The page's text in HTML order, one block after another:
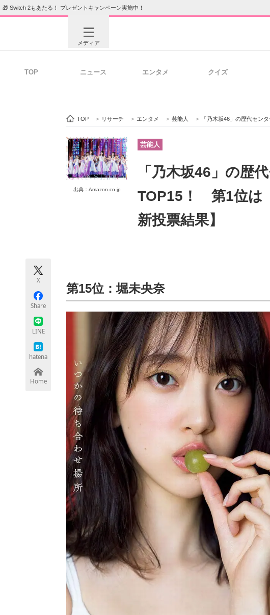
🎁 Switch 2もあたる！ プレゼントキャンペーン実施中！
メディア
ビジネスと働き方のヒント
ITエンジニア向け専門サイト
ちょっと気になるネットの話題
TOP ニュース エンタメ クイズ
TOP > リサーチ > エンタメ > 芸能人 > 「乃木坂46」の歴代センタ
出典：Amazon.co.jp
芸能人
「乃木坂46」の歴
TOP15！ 第1位は
新投票結果】
X
Share
LINE
hatena
Home
第15位：堀未央奈